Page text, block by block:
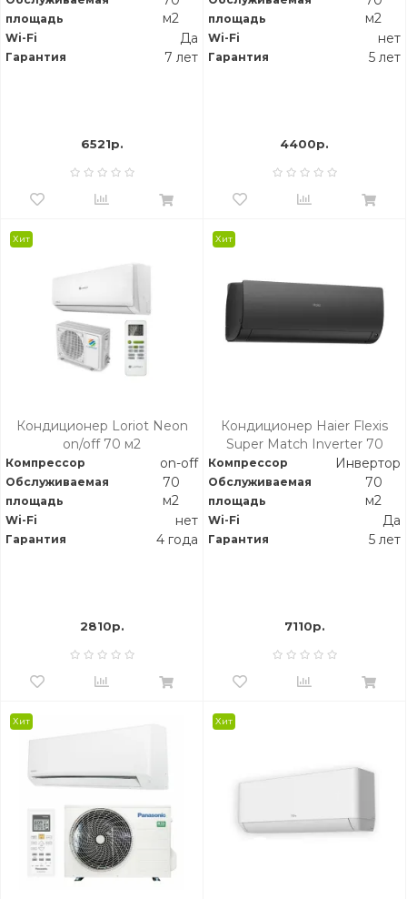
площадь
м2
Wi-Fi Да
Гарантия 7 лет
6521р.
площадь
м2
Wi-Fi нет
Гарантия 5 лет
4400р.
Хит
Кондиционер Loriot Neon
on/off 70 м2
Компрессор on-off
Обслуживаемая
площадь
70
м2
Wi-Fi нет
Гарантия 4 года
2810р.
Хит
Кондиционер Haier Flexis
Super Match Inverter 70
м2 Black
Компрессор Инвертор
Обслуживаемая
площадь
70
м2
Wi-Fi Да
Гарантия 5 лет
7110р.
Хит Хит